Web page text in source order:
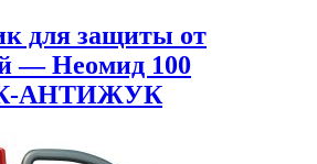
для защиты от
— Неомид 100
АНТИЖУК